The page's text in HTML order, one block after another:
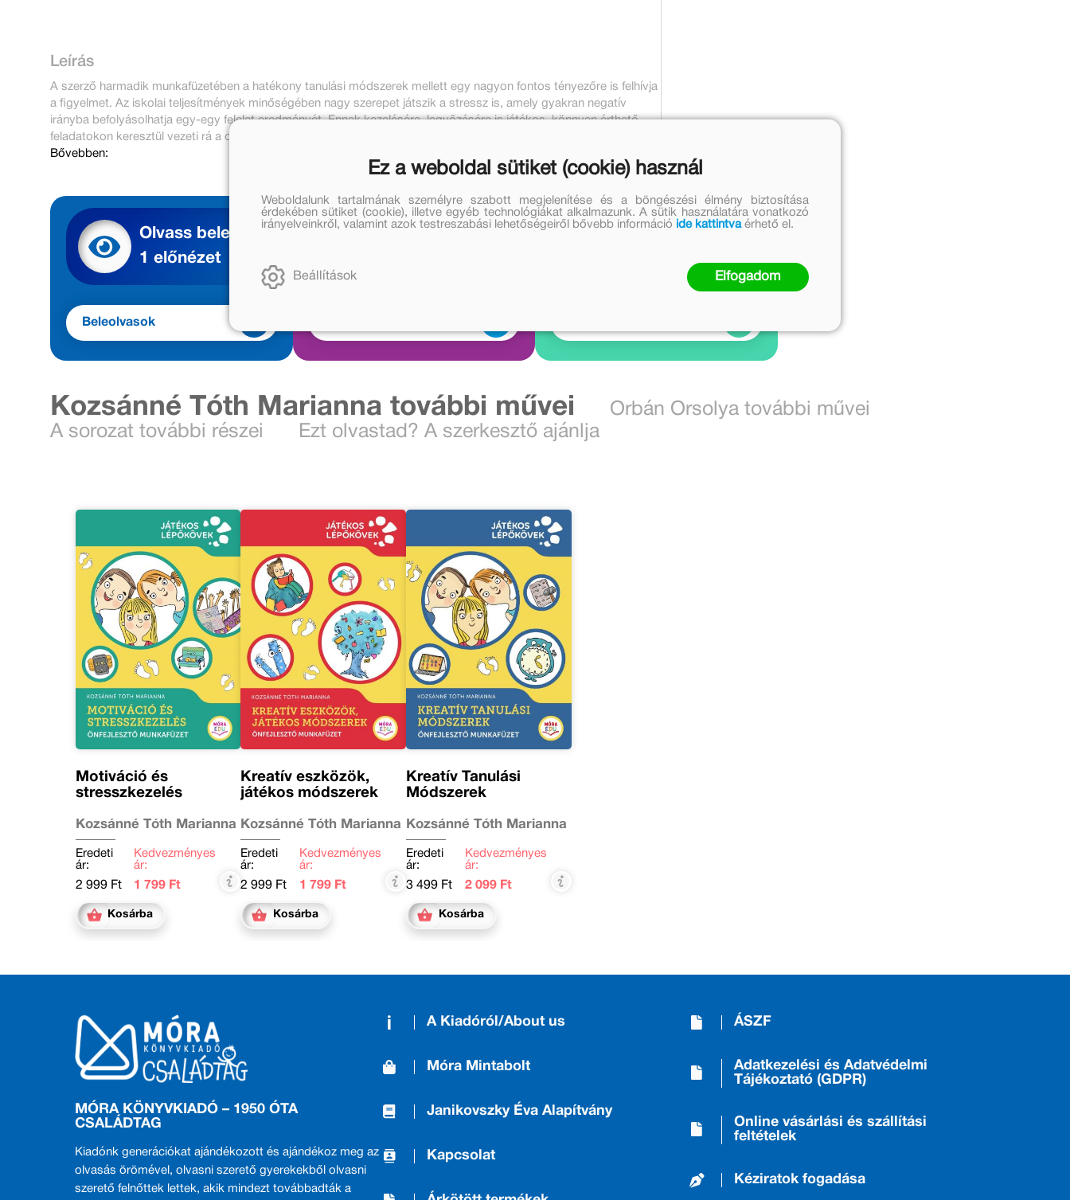
Leírás
A szerző harmadik munkafüzetében a hatékony tanulási módszerek mellett egy nagyon fontos tényezőre is felhívja
a figyelmet. Az iskolai teljesítmények minőségében nagy szerepet játszik a stressz is, amely gyakran negatív
irányba befolyásolhatja egy-egy felelet eredményét. Ennek kezelésére, legyőzésére is játékos, könnyen érthető
feladatokon keresztül vezeti rá a diákokat.
Bővebben:
Olvass bele
1 előnézet
Beleolvasok
Hallgass bele
Nézz bele
Kozsánné Tóth Marianna további művei
Orbán Orsolya további művei
A sorozat további részei
Ezt olvastad? A szerkesztő ajánlja
Motiváció és
stresszkezelés
Kozsánné Tóth Marianna
Eredeti
ár:
2 999 Ft
Kedvezményes
ár:
1 799 Ft
Kosárba
Kreatív eszközök,
játékos módszerek
Kozsánné Tóth Marianna
Eredeti
ár:
2 999 Ft
Kedvezményes
ár:
1 799 Ft
Kosárba
Kreatív Tanulási
Módszerek
Kozsánné Tóth Marianna
Eredeti
ár:
3 499 Ft
Kedvezményes
ár:
2 099 Ft
Kosárba
MÓRA KÖNYVKIADÓ – 1950 ÓTA
CSALÁDTAG
Kiadónk generációkat ajándékozott és ajándékoz meg az
olvasás örömével, olvasni szerető gyerekekből olvasni
szerető felnőttek lettek, akik mindezt továbbadták a
A Kiadóról/About us
Móra Mintabolt
Janikovszky Éva Alapítvány
Kapcsolat
ÁSZF
Adatkezelési és Adatvédelmi
Tájékoztató (GDPR)
Online vásárlási és szállítási
feltételek
Kéziratok fogadása
Ez a weboldal sütiket (cookie) használ
Weboldalunk tartalmának személyre szabott megjelenítése és a böngészési élmény biztosítása
érdekében sütiket (cookie), illetve egyéb technológiákat alkalmazunk. A sütik használatára vonatkozó
irányelveinkről, valamint azok testreszabási lehetőségeiről bővebb információ ide kattintvaérhető el.
Beállítások Elfogadom